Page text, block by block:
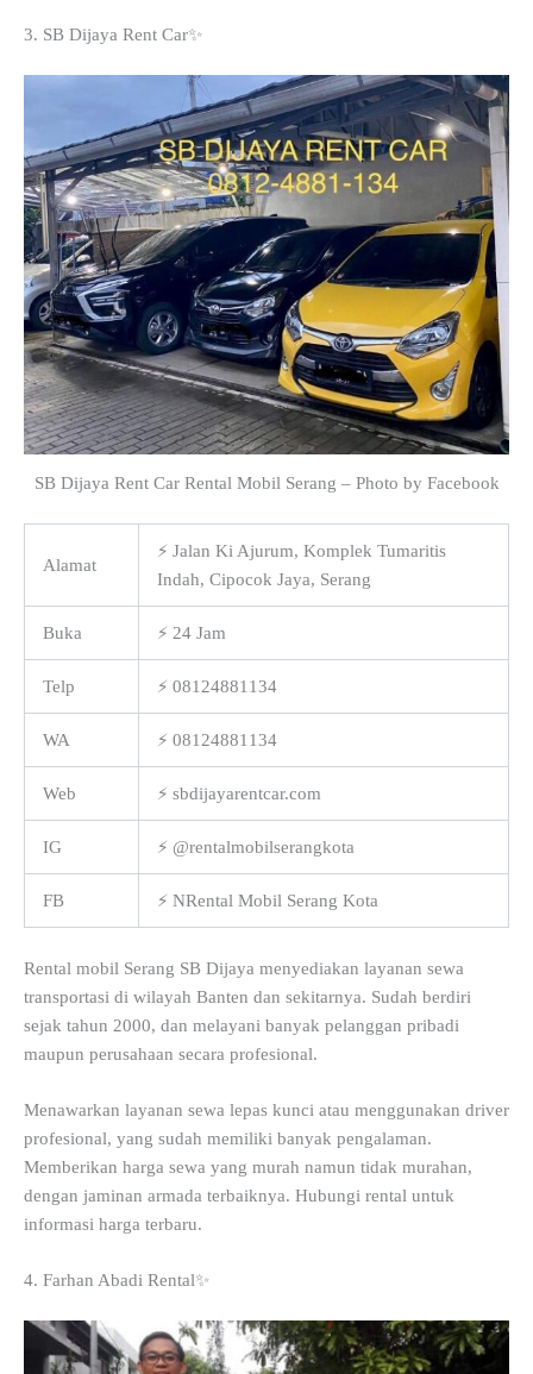
3. SB Dijaya Rent Car✨
SB Dijaya Rent Car Rental Mobil Serang – Photo by Facebook
Alamat
⚡ Jalan Ki Ajurum, Komplek Tumaritis
Indah, Cipocok Jaya, Serang
Buka ⚡ 24 Jam
Telp ⚡ 08124881134
WA ⚡ 08124881134
Web ⚡ sbdijayarentcar.com
IG ⚡ @rentalmobilserangkota
FB ⚡ NRental Mobil Serang Kota
Rental mobil Serang SB Dijaya menyediakan layanan sewa
transportasi di wilayah Banten dan sekitarnya. Sudah berdiri
sejak tahun 2000, dan melayani banyak pelanggan pribadi
maupun perusahaan secara profesional.
Menawarkan layanan sewa lepas kunci atau menggunakan driver
profesional, yang sudah memiliki banyak pengalaman.
Memberikan harga sewa yang murah namun tidak murahan,
dengan jaminan armada terbaiknya. Hubungi rental untuk
informasi harga terbaru.
4. Farhan Abadi Rental✨